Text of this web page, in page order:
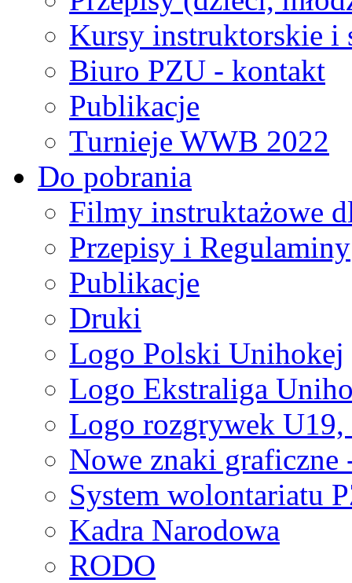
Kursy instruktorskie i
Biuro PZU - kontakt
Publikacje
Turnieje WWB 2022
Do pobrania
Filmy instruktażowe
Przepisy i Regulaminy
Publikacje
Druki
Logo Polski Unihokej
Logo Ekstraliga
Logo rozgrywek
Nowe znaki graficzne
System wolontariatu
Kadra Narodowa
RODO